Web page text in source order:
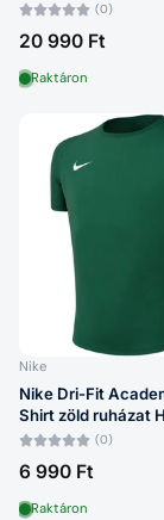
(0)
20 990 Ft
Raktáron
Nike
Nike Dri-Fit
Shirt zöld ruházat
(0)
6 990 Ft
Raktáron